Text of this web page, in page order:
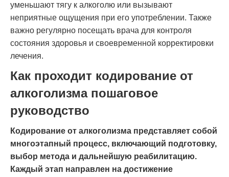
уменьшают тягу к алкоголю или вызывают
неприятные ощущения при его употреблении. Также
важно регулярно посещать врача для контроля
состояния здоровья и своевременной корректировки
лечения.
Как проходит кодирование от
алкоголизма пошаговое
руководство
Кодирование от алкоголизма представляет собой
многоэтапный процесс, включающий подготовку,
выбор метода и дальнейшую реабилитацию.
Каждый этап направлен на достижение